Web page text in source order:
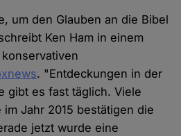
um den Glauben an die Bibel
Ken Ham in einem
. "Entdeckungen in der
gibt es fast täglich. Viele
Jahr 2015 bestätigen die
jetzt wurde eine